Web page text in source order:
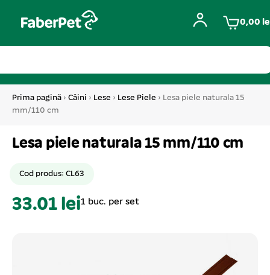
0,00
Prima pagină › Câini › Lese › Lese Piele › Lesa piele naturala 15
mm/110 cm
Lesa piele naturala 15 mm/110 cm
Cod produs: CL63
33.01 lei1 buc. per set